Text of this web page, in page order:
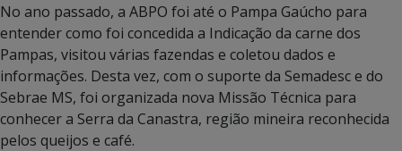
No ano passado, a ABPO foi até o Pampa Gaúcho para
entender como foi concedida a Indicação da carne dos
Pampas, visitou várias fazendas e coletou dados e
informações. Desta vez, com o suporte da Semadesc e do
Sebrae MS, foi organizada nova Missão Técnica para
conhecer a Serra da Canastra, região mineira reconhecida
pelos queijos e café.